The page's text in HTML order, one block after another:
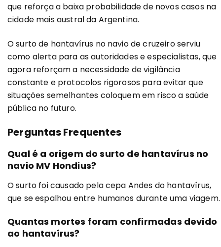
que reforça a baixa probabilidade de novos casos na
cidade mais austral da Argentina.
O surto de hantavírus no navio de cruzeiro serviu
como alerta para as autoridades e especialistas, que
agora reforçam a necessidade de vigilância
constante e protocolos rigorosos para evitar que
situações semelhantes coloquem em risco a saúde
pública no futuro.
Perguntas Frequentes
Qual é a origem do surto de hantavírus no
navio MV Hondius?
O surto foi causado pela cepa Andes do hantavírus,
que se espalhou entre humanos durante uma viagem.
Quantas mortes foram confirmadas devido
ao hantavírus?